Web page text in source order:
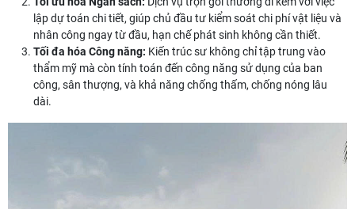
lập dự toán chi tiết, giúp chủ đầu tư kiểm soát chi phí vật liệu và
nhân công ngay từ đầu, hạn chế phát sinh không cần thiết.
Tối đa hóa Công năng: Kiến trúc sư không chỉ tập trung vào
thẩm mỹ mà còn tính toán đến công năng sử dụng của ban
công, sân thượng, và khả năng chống thấm, chống nóng lâu
dài.